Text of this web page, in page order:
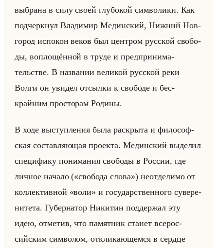
вы­бра­на в силу своей глу­бо­кой сим­во­ли­ки. Как
под­черк­нул Вла­ди­мир Медин­ский, Ниж­ний Нов­
го­род ис­по­кон веков был цен­тром рус­ской сво­бо­
ды, во­пло­щён­ной в труде и пред­при­ни­ма­
тельстве. В на­зва­нии ве­ли­кой рус­ской реки
Волги он уви­дел от­сыл­ки к сво­бо­де и бес­
крайним про­сто­рам Ро­ди­ны.
В ходе вы­ступ­ле­ния была рас­кры­та и фи­ло­соф­
ская со­став­ля­ющая про­ек­та. Медин­ский вы­де­лил
спе­ци­фи­ку по­ни­ма­ния сво­бо­ды в Рос­сии, где
лич­ное на­ча­ло («свобода слова») неот­де­ли­мо от
кол­лек­тив­ной «воли» и го­су­дар­ствен­но­го су­ве­ре­
ни­те­та. Гу­бер­на­тор Ни­ки­тин под­дер­жал эту
идею, от­ме­тив, что па­мят­ник ста­нет все­рос­
сийским сим­во­лом, от­кли­ка­ющем­ся в серд­це